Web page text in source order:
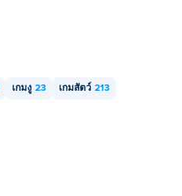
เกมงู 23 เกมสัตว์ 213